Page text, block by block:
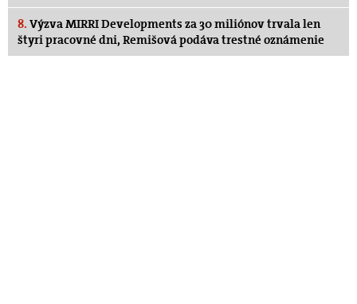
8. Výzva MIRRI Developments za 30 miliónov trvala len
štyri pracovné dni, Remišová podáva trestné oznámenie